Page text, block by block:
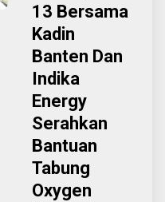
13 Bersama
Kadin
Banten Dan
Indika
Energy
Serahkan
Bantuan
Tabung
Oxygen